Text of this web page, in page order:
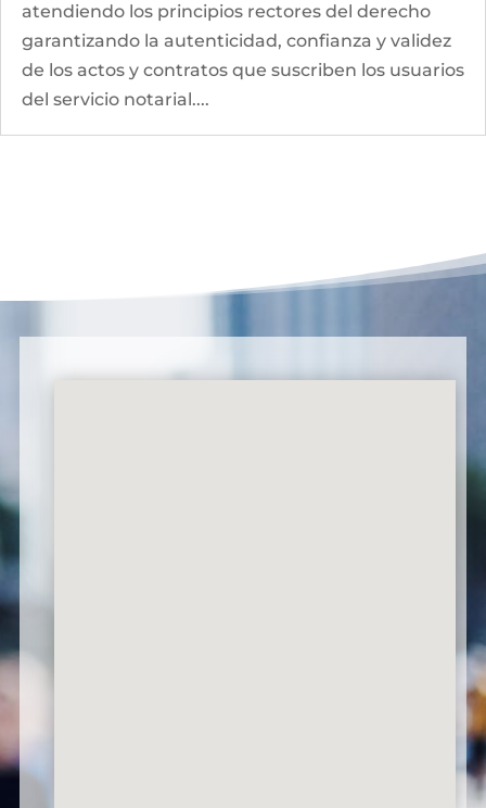
atendiendo los principios rectores del derecho
garantizando la autenticidad, confianza y validez
de los actos y contratos que suscriben los usuarios
del servicio notarial....